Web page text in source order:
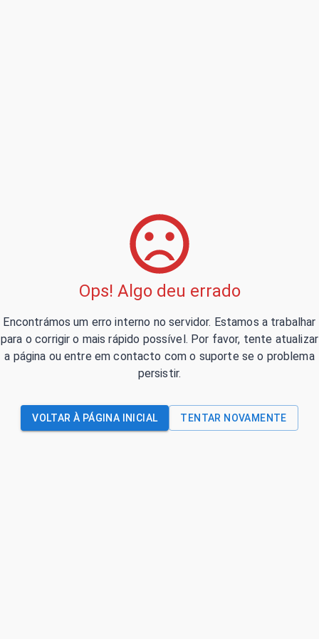
Ops! Algo deu errado
Encontrámos um erro interno no servidor. Estamos a trabalhar
para o corrigir o mais rápido possível. Por favor, tente atualizar
a página ou entre em contacto com o suporte se o problema
persistir.
VOLTAR À PÁGINA INICIAL TENTAR NOVAMENTE